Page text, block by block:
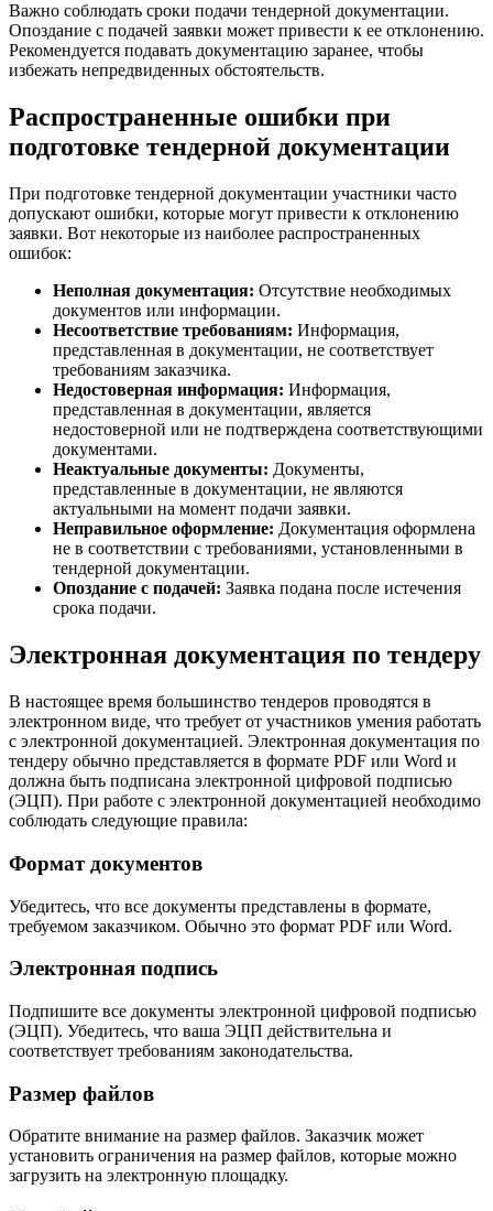
Важно соблюдать сроки подачи тендерной документации.
Опоздание с подачей заявки может привести к ее отклонению.
Рекомендуется подавать документацию заранее, чтобы
избежать непредвиденных обстоятельств.
Распространенные ошибки при
подготовке тендерной документации
При подготовке тендерной документации участники часто
допускают ошибки, которые могут привести к отклонению
заявки. Вот некоторые из наиболее распространенных
ошибок:
Неполная документация: Отсутствие необходимых
документов или информации.
Несоответствие требованиям: Информация,
представленная в документации, не соответствует
требованиям заказчика.
Недостоверная информация: Информация,
представленная в документации, является
недостоверной или не подтверждена соответствующими
документами.
Неактуальные документы: Документы,
представленные в документации, не являются
актуальными на момент подачи заявки.
Неправильное оформление: Документация оформлена
не в соответствии с требованиями, установленными в
тендерной документации.
Опоздание с подачей: Заявка подана после истечения
срока подачи.
Электронная документация по тендеру
В настоящее время большинство тендеров проводятся в
электронном виде, что требует от участников умения работать
с электронной документацией. Электронная документация по
тендеру обычно представляется в формате PDF или Word и
должна быть подписана электронной цифровой подписью
(ЭЦП). При работе с электронной документацией необходимо
соблюдать следующие правила:
Формат документов
Убедитесь, что все документы представлены в формате,
требуемом заказчиком. Обычно это формат PDF или Word.
Электронная подпись
Подпишите все документы электронной цифровой подписью
(ЭЦП). Убедитесь, что ваша ЭЦП действительна и
соответствует требованиям законодательства.
Размер файлов
Обратите внимание на размер файлов. Заказчик может
установить ограничения на размер файлов, которые можно
загрузить на электронную площадку.